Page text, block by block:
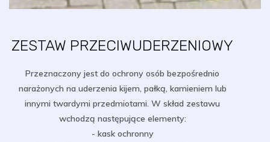
ZESTAW PRZECIWUDERZENIOWY
Przeznaczony jest do ochrony osób bezpośrednio
narażonych na uderzenia kijem, pałką, kamieniem lub
innymi twardymi przedmiotami. W skład zestawu
wchodzą następujące elementy:
- kask ochronny